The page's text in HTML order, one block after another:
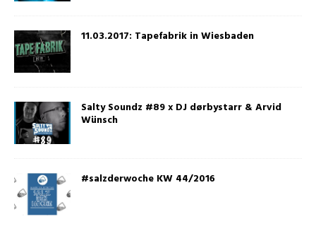
11.03.2017: Tapefabrik in Wiesbaden
Salty Soundz #89 x DJ dørbystarr & Arvid
Wünsch
#salzderwoche KW 44/2016